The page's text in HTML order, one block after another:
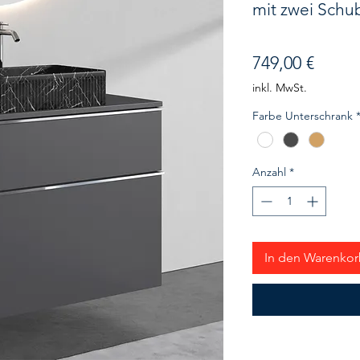
mit zwei
749,00 €Preis
inkl. MwSt.
Farbe Unterschrank *
Anzahl *
In den